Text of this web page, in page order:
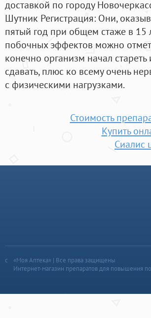
доставкой по городу
Шутник Регистрация: Они,
пятый год при общем стаже в 15
побочных эффектов можно
конечно организм начал
сдавать, плюс ко всему очень
с физическими нагрузками.
Стоимость
Купить
Сиалис
«Моя Аптека» | Все права защищены
Интернет-магазин препаратов для повышения